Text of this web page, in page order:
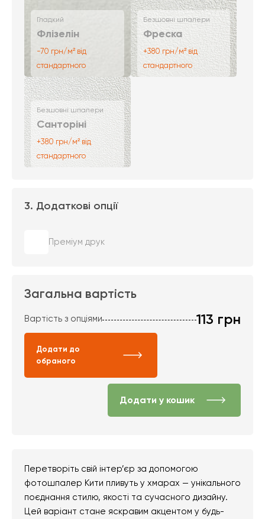
Гладкий
Флізелін
-70 грн/м² від
стандартного
Безшовні шпалери
Фреска
+380 грн/м² від
стандартного
Безшовні шпалери
Санторіні
+380 грн/м² від
стандартного
3. Додаткові опції
Преміум друк
Загальна вартість
Вартість з опціями 113 грн
Додати до
обраного
Додати у кошик
Перетворіть свій інтер’єр за допомогою
фотошпалер Кити пливуть у хмарах — унікального
поєднання стилю, якості та сучасного дизайну.
Цей варіант стане яскравим акцентом у будь-